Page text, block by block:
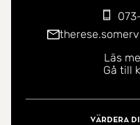
Läs
Gå till
Värdera